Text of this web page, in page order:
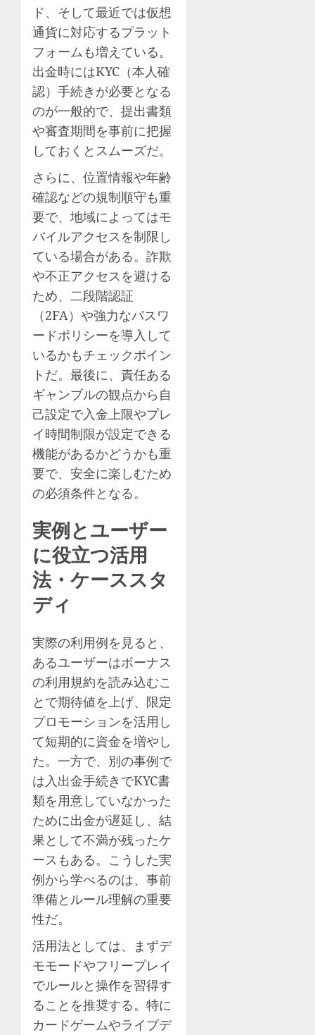
ド、そして最近では仮想
通貨に対応するプラット
フォームも増えている。
出金時にはKYC（本人確
認）手続きが必要となる
のが一般的で、提出書類
や審査期間を事前に把握
しておくとスムーズだ。
さらに、位置情報や年齢
確認などの規制順守も重
要で、地域によってはモ
バイルアクセスを制限し
ている場合がある。詐欺
や不正アクセスを避ける
ため、二段階認証
（2FA）や強力なパスワ
ードポリシーを導入して
いるかもチェックポイン
トだ。最後に、責任ある
ギャンブルの観点から自
己設定で入金上限やプレ
イ時間制限が設定できる
機能があるかどうかも重
要で、安全に楽しむため
の必須条件となる。
実例とユーザー
に役立つ活用
法・ケーススタ
ディ
実際の利用例を見ると、
あるユーザーはボーナス
の利用規約を読み込むこ
とで期待値を上げ、限定
プロモーションを活用し
て短期的に資金を増やし
た。一方で、別の事例で
は入出金手続きでKYC書
類を用意していなかった
ために出金が遅延し、結
果として不満が残ったケ
ースもある。こうした実
例から学べるのは、事前
準備とルール理解の重要
性だ。
活用法としては、まずデ
モモードやフリープレイ
でルールと操作を習得す
ることを推奨する。特に
カードゲームやライブデ